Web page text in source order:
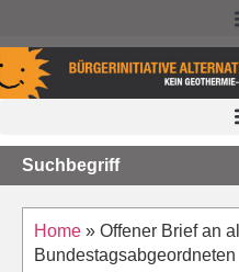
Home » Offener Brief an
Bundestagsabgeordneten